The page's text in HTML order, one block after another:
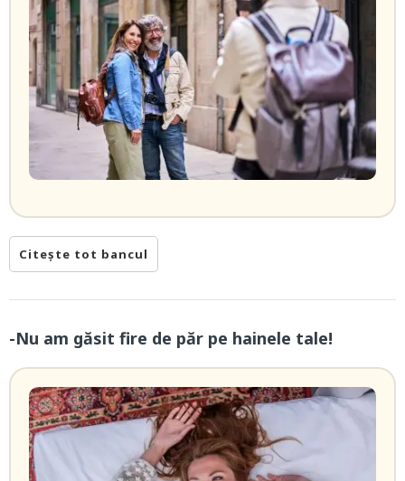
Citește tot bancul
-Nu am găsit fire de păr pe hainele tale!